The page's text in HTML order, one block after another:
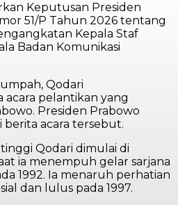
Keputusan Presiden
51/P Tahun 2026 tentang
Kepala Staf
Badan Komunikasi
Qodari
pelantikan yang
Presiden Prabowo
acara tersebut.
Qodari dimulai di
ia menempuh gelar sarjana
1992. Ia menaruh perhatian
dan lulus pada 1997.